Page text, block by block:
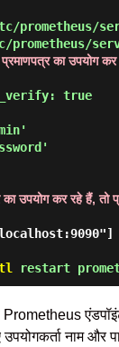
प्रमाणपत्र का उपयोग
उपयोग कर रहे हैं, तो
restart
उपयोगकर्ता नाम और